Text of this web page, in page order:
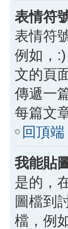
表情符
表情符
例如，
文的頁
傳遞一
每篇文
回頂端
我能貼
是的，
圖檔到
檔，例